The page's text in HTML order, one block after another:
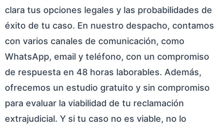
clara tus opciones legales y las probabilidades de
éxito de tu caso. En nuestro despacho, contamos
con varios canales de comunicación, como
WhatsApp, email y teléfono, con un compromiso
de respuesta en 48 horas laborables. Además,
ofrecemos un estudio gratuito y sin compromiso
para evaluar la viabilidad de tu reclamación
extrajudicial. Y si tu caso no es viable, no lo